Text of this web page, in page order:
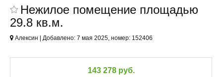
Нежилое помещение площадью
29.8 кв.м.
Алексин | Добавлено: 7 мая 2025, номер: 152406
143 278 руб.